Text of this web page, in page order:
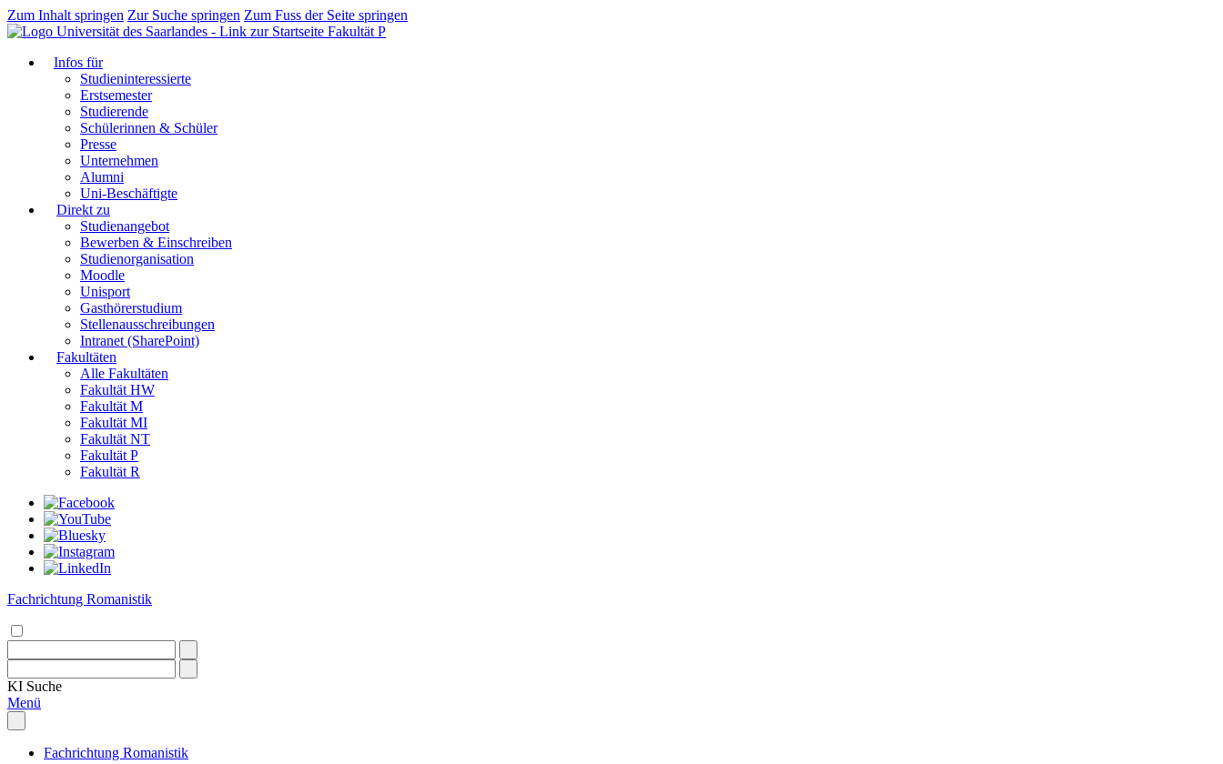
Zum Inhalt springen Zur Suche springen Zum Fuss der Seite springen
Fakultät P
Infos für
Studieninteressierte
Erstsemester
Studierende
Schülerinnen & Schüler
Presse
Unternehmen
Alumni
Uni-Beschäftigte
Direkt zu
Studienangebot
Bewerben & Einschreiben
Studienorganisation
Moodle
Unisport
Gasthörerstudium
Stellenausschreibungen
Intranet (SharePoint)
Fakultäten
Alle Fakultäten
Fakultät HW
Fakultät M
Fakultät MI
Fakultät NT
Fakultät P
Fakultät R
Fachrichtung Romanistik
KI Suche
Menü
Fachrichtung Romanistik